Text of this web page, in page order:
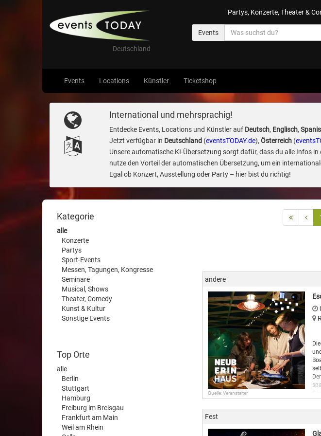
Deutschland
Partys, Konzerte, Theater &
Events
Events Locations Künstler Ticketshop
International und mehrsprachig!
Entdecke Events, Locations und Künstler auf Deutsch, Englisch,
Jetzt verfügbar in Deutschland (eventsTODAY.de), Österreich(
Unsere automatische KI-Übersetzung sorgt dafür, dass du alle Infos
nutze den Vorteil der automatischen Übersetzung, um ein
Egal ob Konzert, Ausstellung oder Party – hier bist du richtig!
Kategorie
alle
Konzerte
Partys
Sport-Events
Messen, Tagungen, Kongresse
Seminare
Musical, Shows
Theater, Comedy
Kunst & Kultur
Sonstige Events
Top Orte
alle
Berlin
Stuttgart
Hamburg
Freiburg im Breisgau
Frankfurt am Main
Weil am Rhein
andere
Quelle: Veranstalter
Fest